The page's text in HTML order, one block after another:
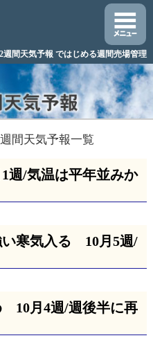
2週間天気予報 ではじめる週間売場管理
間天気予報一覧
週/気温は平年並みか
い寒気入る 10月5週/
10月4週/週後半に再